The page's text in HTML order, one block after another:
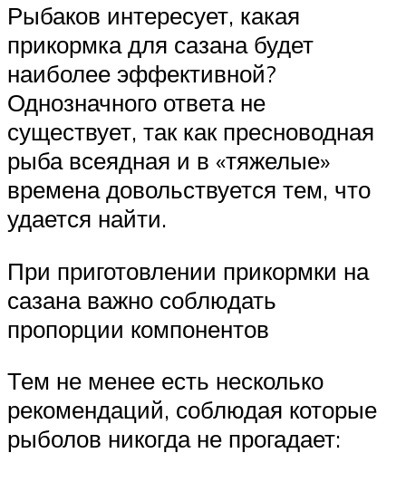
Рыбаков интересует, какая
прикормка для сазана будет
наиболее эффективной?
Однозначного ответа не
существует, так как пресноводная
рыба всеядная и в «тяжелые»
времена довольствуется тем, что
удается найти.
При приготовлении прикормки на
сазана важно соблюдать
пропорции компонентов
Тем не менее есть несколько
рекомендаций, соблюдая которые
рыболов никогда не прогадает: